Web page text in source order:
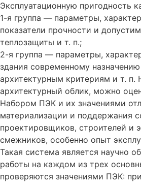
Эксплуатационную пригодность
1-я группа — параметры,
показатели прочности и
теплозащиты и т. п.;
2-я группа — параметры,
здания современному
архитектурным критериям и т. п.
архитектурный облик, можно
Набором ПЭК и их значениями
материализации и поддержания
проектировщиков, строителей и
смежников, особенно опыт
Такая система является научно
работы на каждом из трех
проверяются значениями ПЭК: